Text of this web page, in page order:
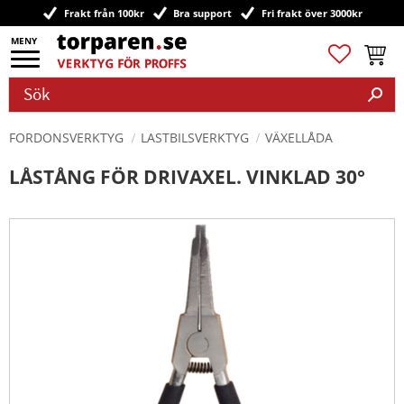
Meny
Frakt från 100kr Bra support Fri frakt över 3000kr
Favoriter
FORDONSVERKTYG LASTBILSVERKTYG VÄXELLÅDA
LÅSTÅNG FÖR DRIVAXEL. VINKLAD 30°